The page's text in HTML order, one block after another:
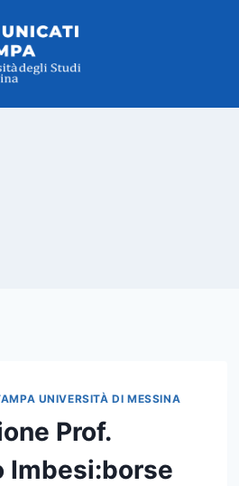
UNIVERSITÀ DI MESSINA
Prof.
Imbesi:borse